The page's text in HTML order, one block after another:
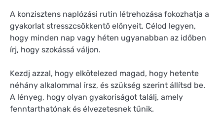
A konzisztens naplózási rutin létrehozása fokozhatja a
gyakorlat stresszcsökkentő előnyeit. Célod legyen,
hogy minden nap vagy héten ugyanabban az időben
írj, hogy szokássá váljon.
Kezdj azzal, hogy elkötelezed magad, hogy hetente
néhány alkalommal írsz, és szükség szerint állítsd be.
A lényeg, hogy olyan gyakoriságot találj, amely
fenntarthatónak és élvezetesnek tűnik.